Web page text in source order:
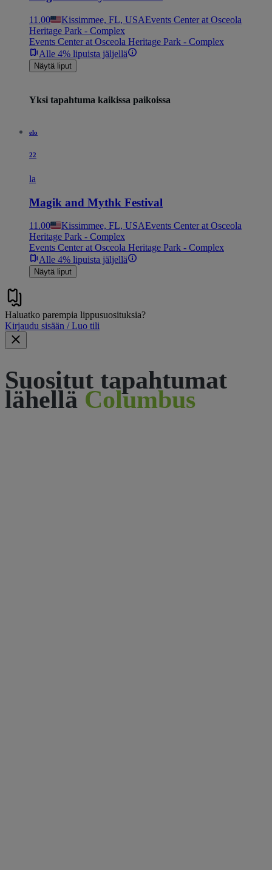
11.00 Kissimmee, FL, USAEvents Center at Osceola
Heritage Park - Complex
Events Center at Osceola Heritage Park - Complex
Alle 4% lipuista jäljellä
Näytä liput
Yksi tapahtuma kaikissa paikoissa
elo
22
la
Magik and Mythk Festival
11.00 Kissimmee, FL, USAEvents Center at Osceola
Heritage Park - Complex
Events Center at Osceola Heritage Park - Complex
Alle 4% lipuista jäljellä
Näytä liput
Haluatko parempia lippusuosituksia?
Kirjaudu sisään / Luo tili
Suositut tapahtumat
lähellä Columbus